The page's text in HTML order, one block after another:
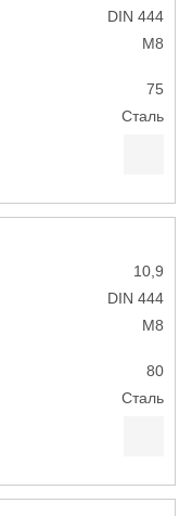
DIN 444
М8
75
Сталь
10,9
DIN 444
М8
80
Сталь